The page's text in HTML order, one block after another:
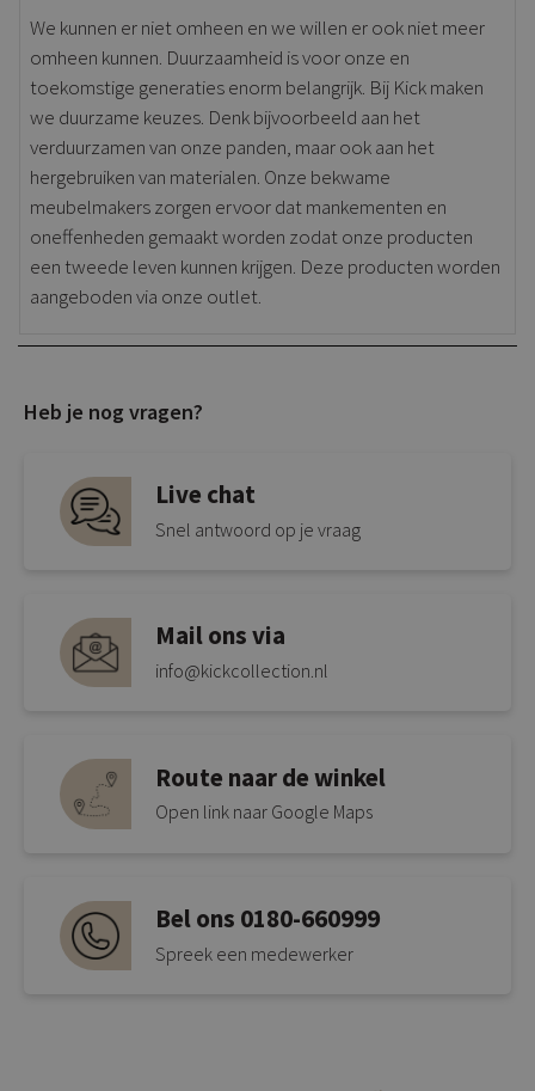
We kunnen er niet omheen en we willen er ook niet meer
omheen kunnen. Duurzaamheid is voor onze en
toekomstige generaties enorm belangrijk. Bij Kick maken
we duurzame keuzes. Denk bijvoorbeeld aan het
verduurzamen van onze panden, maar ook aan het
hergebruiken van materialen. Onze bekwame
meubelmakers zorgen ervoor dat mankementen en
oneffenheden gemaakt worden zodat onze producten
een tweede leven kunnen krijgen. Deze producten worden
aangeboden via onze outlet.
Heb je nog vragen?
Live chat
Snel antwoord op je vraag
Mail ons via
info@kickcollection.nl
Route naar de winkel
Open link naar Google Maps
Bel ons 0180-660999
Spreek een medewerker